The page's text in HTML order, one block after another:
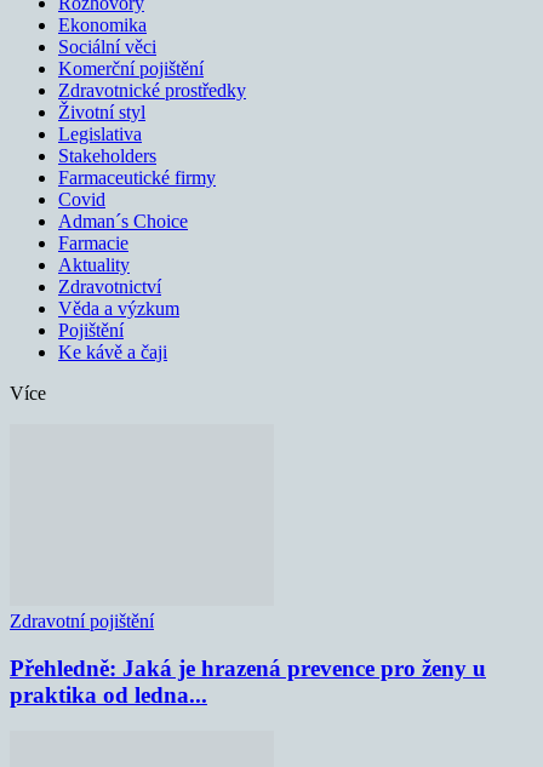
Ekonomika
Sociální věci
Komerční pojištění
Zdravotnické prostředky
Životní styl
Legislativa
Stakeholders
Farmaceutické firmy
Covid
Adman´s Choice
Farmacie
Aktuality
Zdravotnictví
Věda a výzkum
Pojištění
Ke kávě a čaji
Více
Zdravotní pojištění
Přehledně: Jaká je hrazená prevence pro ženy u
praktika od ledna...